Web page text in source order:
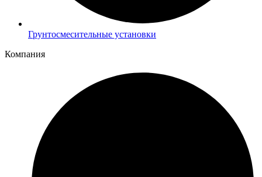
Грунтосмесительные установки
Компания